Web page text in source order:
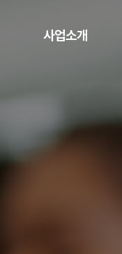
사업소개
System Integration
Network Integration